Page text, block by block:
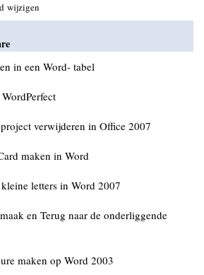
wijzigen
in een Word- tabel
verwijderen in Office 2007
maken in Word
letters in Word 2007
en Terug naar de onderliggende
maken op Word 2003